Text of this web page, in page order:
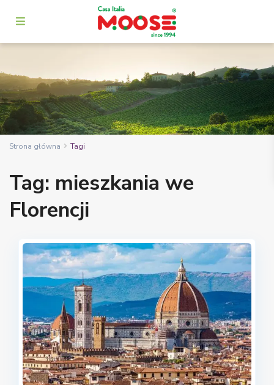
Strona główna Tagi
Tag: mieszkania we
Florencji